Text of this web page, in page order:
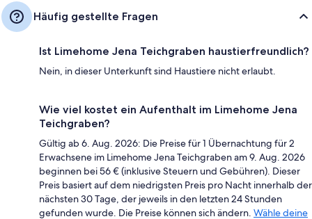
Häufig gestellte Fragen
Ist Limehome Jena Teichgraben haustierfreundlich?
Nein, in dieser Unterkunft sind Haustiere nicht erlaubt.
Wie viel kostet ein Aufenthalt im Limehome Jena
Teichgraben?
Gültig ab 6. Aug. 2026: Die Preise für 1 Übernachtung für 2
Erwachsene im Limehome Jena Teichgraben am 9. Aug. 2026
beginnen bei 56 € (inklusive Steuern und Gebühren). Dieser
Preis basiert auf dem niedrigsten Preis pro Nacht innerhalb der
nächsten 30 Tage, der jeweils in den letzten 24 Stunden
gefunden wurde. Die Preise können sich ändern. Wähle deine